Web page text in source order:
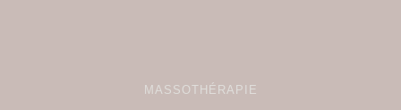
MASSOTHÉRAPIE